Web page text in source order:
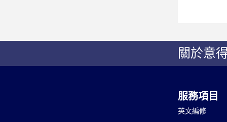
關於意
服務項目
英文編修